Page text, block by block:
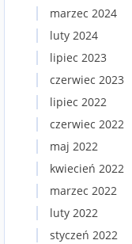
marzec 2024
luty 2024
lipiec 2023
czerwiec 2023
lipiec 2022
czerwiec 2022
maj 2022
kwiecień 2022
marzec 2022
luty 2022
styczeń 2022